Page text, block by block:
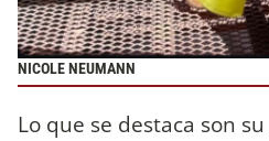
NICOLE NEUMANN
Lo que se destaca son